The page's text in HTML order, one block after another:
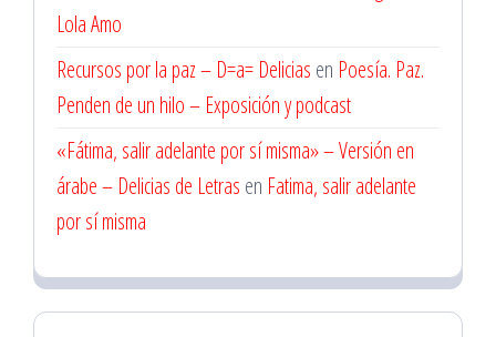
Lola Amo
Recursos por la paz – D=a= Delicias en Poesía. Paz.
Penden de un hilo – Exposición y podcast
«Fátima, salir adelante por sí misma» – Versión en
árabe – Delicias de Letras en Fatima, salir adelante
por sí misma